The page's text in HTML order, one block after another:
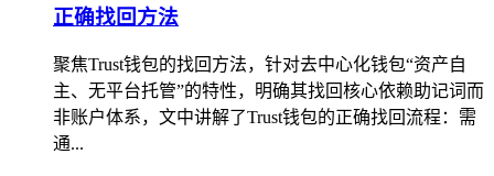
正确找回方法
聚焦Trust钱包的找回方法，针对去中心化钱包“资产自
主、无平台托管”的特性，明确其找回核心依赖助记词而
非账户体系，文中讲解了Trust钱包的正确找回流程：需
通...